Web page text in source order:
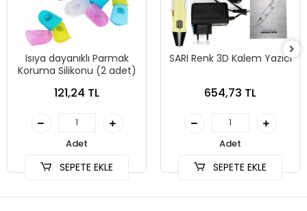
Isıya dayanıklı Parmak
Koruma Silikonu (2 adet)
121,24 TL
Adet
SEPETE EKLE
SARI Renk 3D Kalem Yazıcı
654,73 TL
Adet
SEPETE EKLE